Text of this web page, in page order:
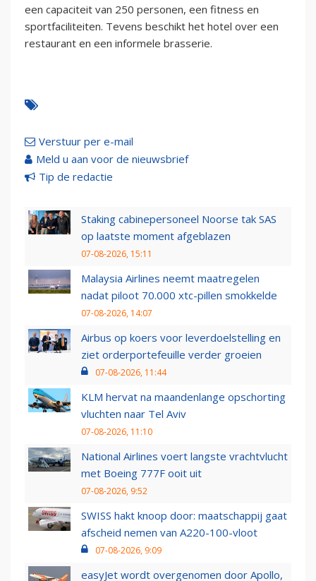
een capaciteit van 250 personen, een fitness en
sportfaciliteiten. Tevens beschikt het hotel over een
restaurant en een informele brasserie.
Verstuur per e-mail
Meld u aan voor de nieuwsbrief
Tip de redactie
Staking cabinepersoneel Noorse tak SAS
op laatste moment afgeblazen
07-08-2026, 15:11
Malaysia Airlines neemt maatregelen
nadat piloot 70.000 xtc-pillen smokkelde
07-08-2026, 14:07
Airbus op koers voor leverdoelstelling en
ziet orderportefeuille verder groeien
07-08-2026, 11:44
KLM hervat na maandenlange opschorting
vluchten naar Tel Aviv
07-08-2026, 11:10
National Airlines voert langste vrachtvlucht
met Boeing 777F ooit uit
07-08-2026, 9:52
SWISS hakt knoop door: maatschappij gaat
afscheid nemen van A220-100-vloot
07-08-2026, 9:09
easyJet wordt overgenomen door Apollo,